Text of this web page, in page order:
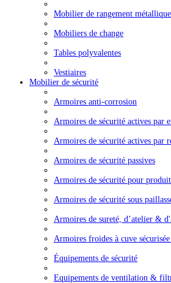
Mobilier de rangement métallique
Mobiliers de change
Tables polyvalentes
Vestiaires
Mobilier de sécurité
Armoires anti-corrosion
Armoires de sécurité actives par
Armoires de sécurité actives par
Armoires de sécurité passives
Armoires de sécurité pour
Armoires de sécurité sous
Armoires de sureté, d’atelier &
Armoires froides à cuve
Équipements de sécurité
Equipements de ventilation &